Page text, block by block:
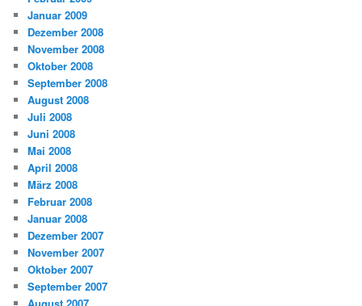
Januar 2009
Dezember 2008
November 2008
Oktober 2008
September 2008
August 2008
Juli 2008
Juni 2008
Mai 2008
April 2008
März 2008
Februar 2008
Januar 2008
Dezember 2007
November 2007
Oktober 2007
September 2007